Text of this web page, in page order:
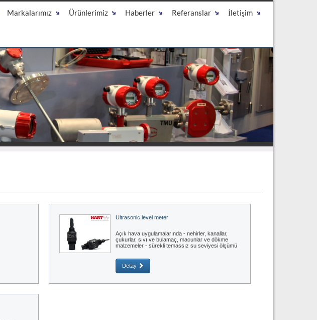
Markalarımız Ürünlerimiz Haberler Referanslar İletişim
Ultrasonic level meter
Açık hava uygulamalarında - nehirler, kanallar,
çukurlar, sıvı ve bulamaç, macunlar ve dökme
malzemeler - sürekli temassız su seviyesi ölçümü
Detay